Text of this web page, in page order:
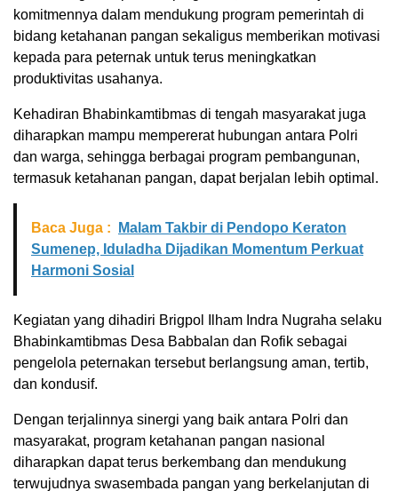
komitmennya dalam mendukung program pemerintah di
bidang ketahanan pangan sekaligus memberikan motivasi
kepada para peternak untuk terus meningkatkan
produktivitas usahanya.
Kehadiran Bhabinkamtibmas di tengah masyarakat juga
diharapkan mampu mempererat hubungan antara Polri
dan warga, sehingga berbagai program pembangunan,
termasuk ketahanan pangan, dapat berjalan lebih optimal.
Baca Juga :
Malam Takbir di Pendopo Keraton
Sumenep, Iduladha Dijadikan Momentum Perkuat
Harmoni Sosial
Kegiatan yang dihadiri Brigpol Ilham Indra Nugraha selaku
Bhabinkamtibmas Desa Babbalan dan Rofik sebagai
pengelola peternakan tersebut berlangsung aman, tertib,
dan kondusif.
Dengan terjalinnya sinergi yang baik antara Polri dan
masyarakat, program ketahanan pangan nasional
diharapkan dapat terus berkembang dan mendukung
terwujudnya swasembada pangan yang berkelanjutan di